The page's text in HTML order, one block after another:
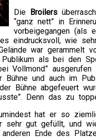
Die Broilers
“ganz nett” in
vorbeigegangen (als
eindrucksvoll, wie
war gerammelt
als bei den
Vollmond”
Bühne und auch im
Bühne abgefeuert
Denn das zu
hat er so
sehr gut gefüllt, und
Ende des